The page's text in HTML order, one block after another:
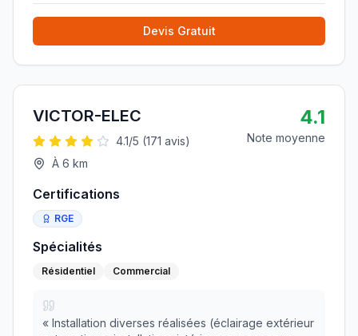
mais E-Lem»
Devis Gratuit
VICTOR-ELEC
4.1/5 (171 avis)
À 6 km
4.1
Note moyenne
Certifications
RGE
Spécialités
Résidentiel Commercial
« Installation diverses réalisées (éclairage extérieur